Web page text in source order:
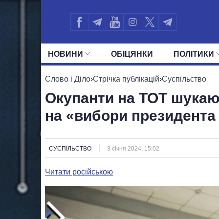
НОВИНИ ОБIЦЯНКИ ПОЛIТИКИ
УСІ ПОЛІТИКИ ПРЕЗИДЕНТ І ОФІС
Слово і Діло›Стрічка публікацій›Суспільство
Окупанти на ТОТ
на «вибори президента
СУСПІЛЬСТВО 3 січня 2024, 15:02
Читати російською